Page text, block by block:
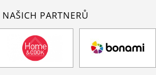
PARTNERŮ